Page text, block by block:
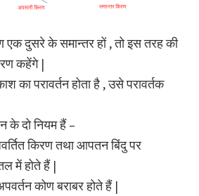
एक दुसरे के समान्तर हों , तो इस तरह की
कहेंगे |
का परावर्तन होता है , उसे परावर्तक
के दो नियम हैं –
किरण तथा आपतन बिंदु पर
में होते हैं |
कोण बराबर होते हैं |